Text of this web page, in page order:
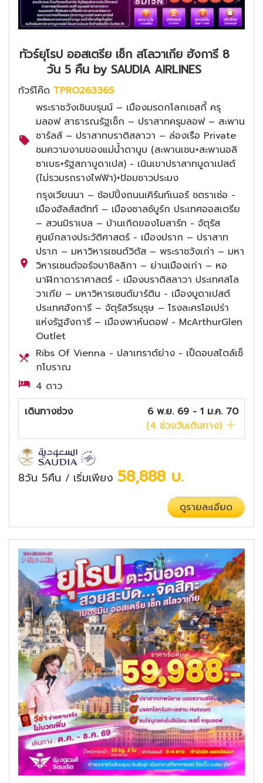
ทัวร์ยุโรป ออสเตรีย เช็ก สโลวาเกีย ฮังการี 8
วัน 5 คืน by SAUDIA AIRLINES
ทัวร์โค๊ด TPRO263365
พระราชวังเชินบรุนน์ – เมืองมรดกโลกเชสกี้ ครุ
มลอฟ สาธารณรัฐเช็ก – ปราสาทครุมลอฟ – สะพาน
ชาร์ลส์ – ปราสาทบราติสลาวา – ล่องเรือ Private
ชมความงามของแม่น้ำดานูบ (สะพานเชน+สะพานอลิ
ซาเบธ+รัฐสภาบูดาเปส) - เนินเขาปราสาทบูดาเปสต์
(ไม่รวมรถรางไฟฟ้า)+ป้อมชาวประมง
กรุงเวียนนา – ช้อปปิ้งถนนเคิร์นท์เนอร์ ชตราเซ่อ -
เมืองฮัลส์สตัทท์ – เมืองซาลซ์บูร์ก ประเทศออสเตรีย
– สวนมิราเบล – บ้านเกิดของโมสาร์ท - จัตุรัส
ศูนย์กลางประวัติศาสตร์ - เมืองปราก – ปราสาท
ปราก – มหาวิหารเซนต์วิตัส – พระราชวังเก่า – มหา
วิหารเซนต์จอร์จบาซิลลิกา – ย่านเมืองเก่า – หอ
นาฬิกาดาราศาสตร์ - เมืองบราติสลาวา ประเทศสโล
วาเกีย – มหาวิหารเซนต์มาร์ติน - เมืองบูดาเปสต์
ประเทศฮังการี – จัตุรัสวีรบุรุษ – โรงละครโอเปร่า
แห่งรัฐฮังการี – เมืองพาห์นดอฟ - McArthurGlen
Outlet
Ribs Of Vienna - ปลาเทราต์ย่าง - เป็ดอบสไตล์เช็
กโบราณ
4 ดาว
เดินทางช่วง
6 พ.ย. 69 - 1 ม.ค. 70
(4 ช่วงวันเดินทาง)
8วัน 5คืน / เริ่มเพียง 58,888 บ.
ดูรายละเอียด